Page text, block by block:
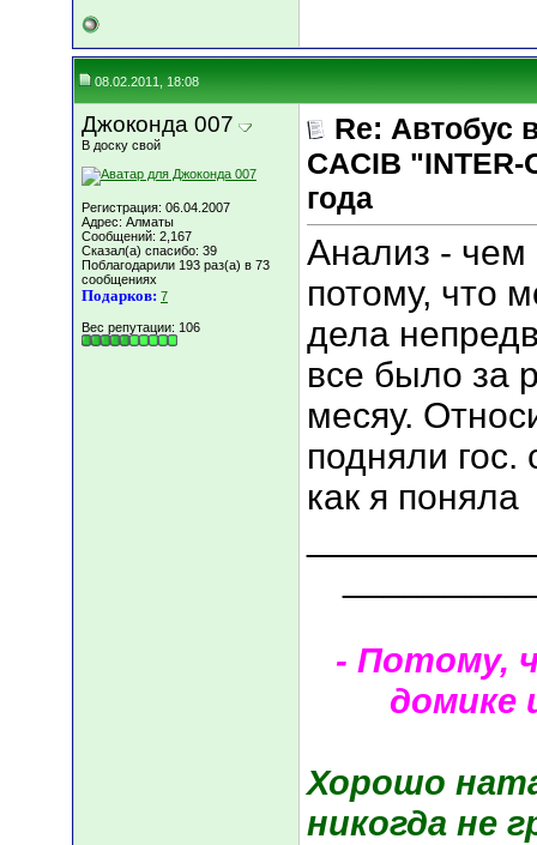
08.02.2011, 18:08
Джоконда 007
В доску свой
Регистрация: 06.04.2007
Адрес: Алматы
Сообщений: 2,167
Сказал(а) спасибо: 39
Поблагодарили 193 раз(а) в 73
сообщениях
Подарков: 7
Вес репутации: 106
Re: Автобус
CACIB "INTER-
года
Анализ -
потому, что
дела
все было за
месяу.
подняли гос.
как я поняла
- Потому,
домике
Хорошо
никогда не